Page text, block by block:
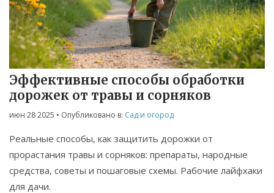
Эффективные способы обработки
дорожек от травы и сорняков
июн 28 2025 • Опубликовано в: Сад и огород
Реальные способы, как защитить дорожки от
прорастания травы и сорняков: препараты, народные
средства, советы и пошаговые схемы. Рабочие лайфхаки
для дачи.